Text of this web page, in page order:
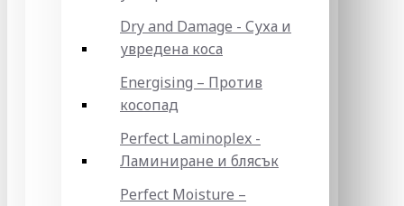
Dry and Damage - Суха и
увредена коса
Energising – Против
косопад
Perfect Laminoplex -
Ламиниране и блясък
Perfect Moisture –